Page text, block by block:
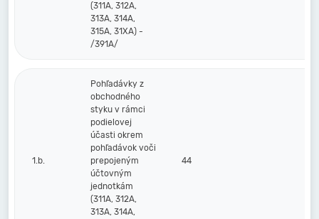
(311A, 312A,
313A, 314A,
315A, 31XA) -
/391A/
1.b.
Pohľadávky z
obchodného
styku v rámci
podielovej
účasti okrem
pohľadávok voči
prepojeným
účtovným
jednotkám
(311A, 312A,
313A, 314A,
44